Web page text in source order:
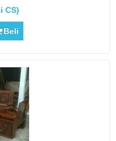
CS)
Beli